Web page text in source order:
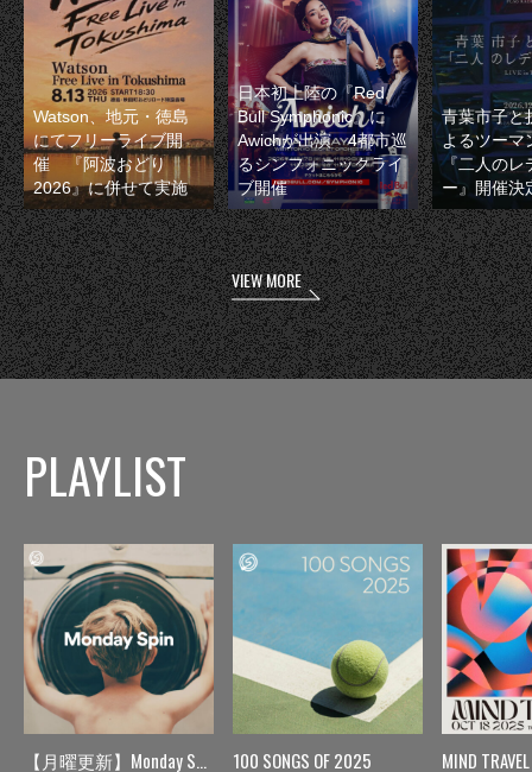
Watson、地元・徳島
にてフリーライブ開
催 『阿波おどり
2026』に併せて実施
日本初上陸の『Red
Bull Symphonic』に
Awichが出演 4都市巡
るシンフォニックライ
ブ開催
青葉市子と
よるツーマ
『二人のレ
ー』開催決
VIEW MORE
PLAYLIST
【月曜更新】Monday Spin 100 SONGS OF 2025 MIND TRAVEL